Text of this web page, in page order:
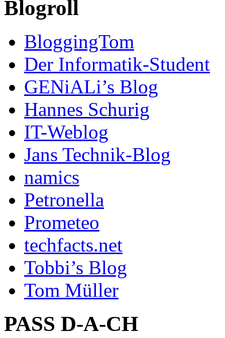
Blogroll
BloggingTom
Der Informatik-Student
GENiALi’s Blog
Hannes Schurig
IT-Weblog
Jans Technik-Blog
namics
Petronella
Prometeo
techfacts.net
Tobbi’s Blog
Tom Müller
PASS D-A-CH